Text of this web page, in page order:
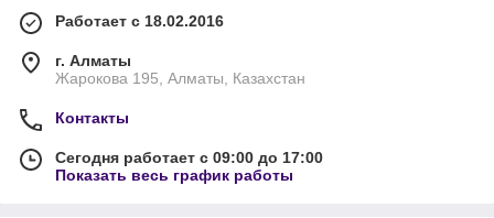
Работает с 18.02.2016
г. Алматы
Жарокова 195, Алматы, Казахстан
Контакты
Сегодня работает с 09:00 до 17:00
Показать весь график работы